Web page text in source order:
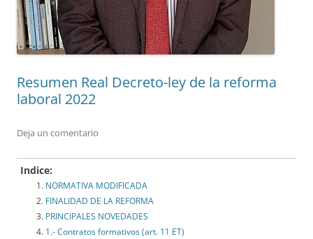
Resumen Real Decreto-ley de la reforma
laboral 2022
Deja un comentario
Indice:
NORMATIVA MODIFICADA
FINALIDAD DE LA REFORMA
PRINCIPALES NOVEDADES
1.- Contratos formativos (art. 11 ET)